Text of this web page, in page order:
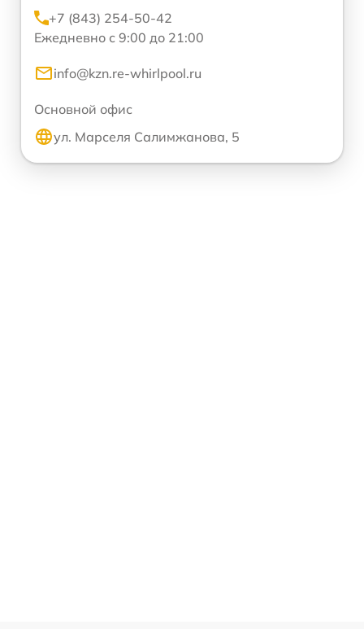
+7 (843) 254-50-42
Ежедневно с 9:00 до 21:00
info@kzn.re-whirlpool.ru
Основной офис
ул. Марселя Салимжанова, 5